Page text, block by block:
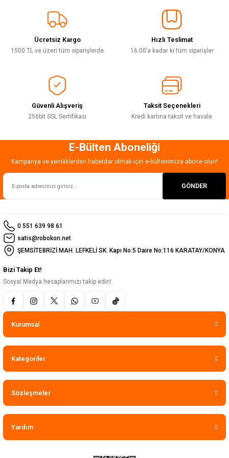
Ürün resmi kalitesiz, bozuk veya görüntülenemiyor.
Ürün açıklamasında eksik bilgiler bulunuyor.
Ürün bilgilerinde hatalar bulunuyor.
Bu ürüne benzer farklı alternatifler olmalı.
Gönder
Deneyimini Paylaş
Ücretsiz Kargo
1500 TL ve üzeri tüm siparişlerde
Hızlı Teslimat
16:00’a kadar ki tüm siparişler
Güvenli Alışveriş
256bit SSL Sertifikası
Taksit Seçenekleri
Kredi kartına taksit ve havale
E-Bülten Aboneliği
Kampanya ve yeniliklerden haberdar olmak için e-bültenimize abone olun!
GÖNDER
0 551 639 98 61
satis@robokon.net
ŞEMSİTEBRİZİ MAH. LEFKELİ SK. Kapı No:5 Daire No:116 KARATAY/KONYA
Bizi Takip Et!
Sosyal Medya hesaplarımızı takip edin!
Kurumsal
Kategoriler
Sözleşmeler
Yardım